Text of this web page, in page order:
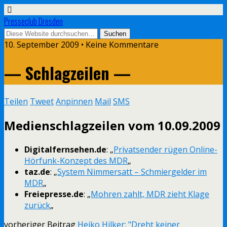
Presseclub Dresden
10. September 2009 • Keine Kommentare
— Schlagzeilen —
Teilen TweetAnpinnen Mail SMS
Medienschlagzeilen vom 10.09.2009
Digitalfernsehen.de: „Privatsender rügen Online-
Hörfunk-Konzept des MDR„
taz.de: „System Nimmersatt – Schmiergelder im
MDR„
Freiepresse.de: „Mohren zahlt, MDR zieht Klage
zurück„
vorheriger Beitrag Heiko Hilker: "Dreht keiner